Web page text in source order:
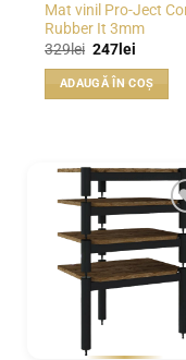
Mat vinil Pro-Ject
Rubber It 3mm
329lei Prețul
a
fost:
329lei.
247 lei
este:
247lei.
ADAUGĂ ÎN COȘ